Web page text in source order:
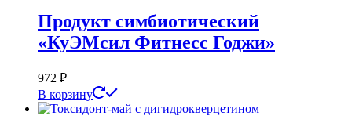
Продукт симбиотический
«КуЭМсил Фитнесс Годжи»
972 ₽
В корзину